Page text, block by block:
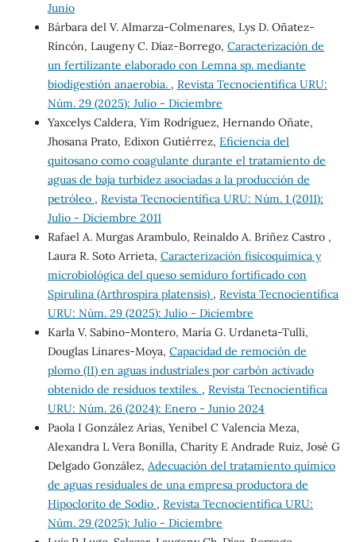
Junio
Bárbara del V. Almarza-Colmenares, Lys D. Oñatez-
Ríncón, Laugeny C. Díaz-Borrego, Caracterización de
un fertilizante elaborado con Lemna sp. mediante
biodigestión anaerobia. , Revista Tecnocientífica URU:
Núm. 29 (2025): Julio - Diciembre
Yaxcelys Caldera, Yim Rodríguez, Hernando Oñate,
Jhosana Prato, Edixon Gutiérrez, Eficiencia del
quitosano como coagulante durante el tratamiento de
aguas de baja turbidez asociadas a la producción de
petróleo , Revista Tecnocientífica URU: Núm. 1 (2011):
Julio - Diciembre 2011
Rafael A. Murgas Arambulo, Reinaldo A. Briñez Castro ,
Laura R. Soto Arrieta, Caracterización fisicoquímica y
microbiológica del queso semiduro fortificado con
Spirulina (Arthrospira platensis) , Revista Tecnocientífica
URU: Núm. 29 (2025): Julio - Diciembre
Karla V. Sabino-Montero, María G. Urdaneta-Tulli,
Douglas Linares-Moya, Capacidad de remoción de
plomo (II) en aguas industriales por carbón activado
obtenido de residuos textiles. , Revista Tecnocientífica
URU: Núm. 26 (2024): Enero - Junio 2024
Paola I González Arias, Yenibel C Valencia Meza,
Alexandra L Vera Bonilla, Charity E Andrade Ruiz, José G
Delgado González, Adecuación del tratamiento químico
de aguas residuales de una empresa productora de
Hipoclorito de Sodio , Revista Tecnocientífica URU:
Núm. 29 (2025): Julio - Diciembre